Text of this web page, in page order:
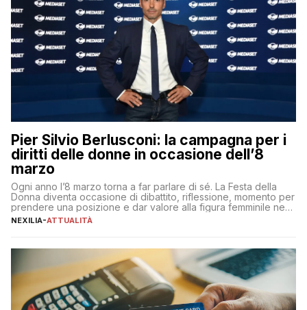
Pier Silvio Berlusconi: la campagna per i
diritti delle donne in occasione dell’8
marzo
Ogni anno l’8 marzo torna a far parlare di sé. La Festa della
Donna diventa occasione di dibattito, riflessione, momento per
prendere una posizione e dar valore alla figura femminile nella
sua complessità e crucialità. A lanciare un messaggio “forte e
NEXILIA-ATTUALITÀ